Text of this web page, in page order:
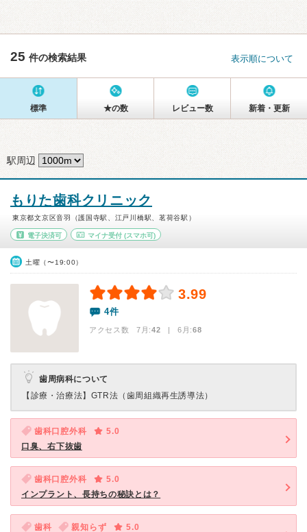
25 件の検索結果 表示順について
標準 ★の数 レビュー数 新着・更新
駅周辺
もりた歯科クリニック
東京都文京区音羽（護国寺駅、江戸川橋駅、茗荷谷駅）
電子決済可 マイナ受付(スマホ可)
土曜（〜19:00）
3.99
4件
アクセス数 7月:42 | 6月:68
歯周病科について
【診療・治療法】 GTR法（歯周組織再生誘導法）
歯科口腔外科
5.0
口臭、右下抜歯
歯科口腔外科
5.0
インプラント、長持ちの秘訣とは？
歯科 親知らず
5.0